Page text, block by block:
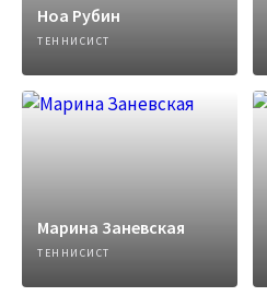
Ноа Рубин
ТЕННИСИСТ
Марина Заневская
ТЕННИСИСТ